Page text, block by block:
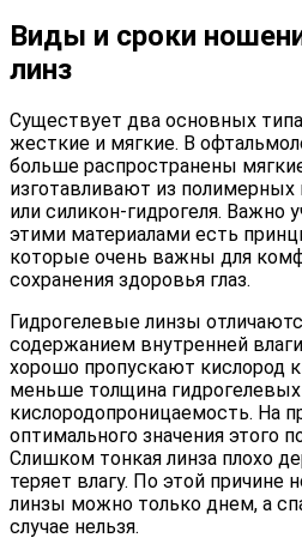
Виды и сроки
линз
Существует два основных
жесткие и мягкие. В
больше распространены
изготавливают из полимерных
или силикон-гидрогеля. Важно
этими материалами есть
которые очень важны для
сохранения здоровья глаз.
Гидрогелевые линзы
содержанием внутренней
хорошо пропускают кислород
меньше толщина
кислородопроницаемость. На
оптимального значения этого
Слишком тонкая линза плохо
теряет влагу. По этой причине
линзы можно только днем, а
случае нельзя.